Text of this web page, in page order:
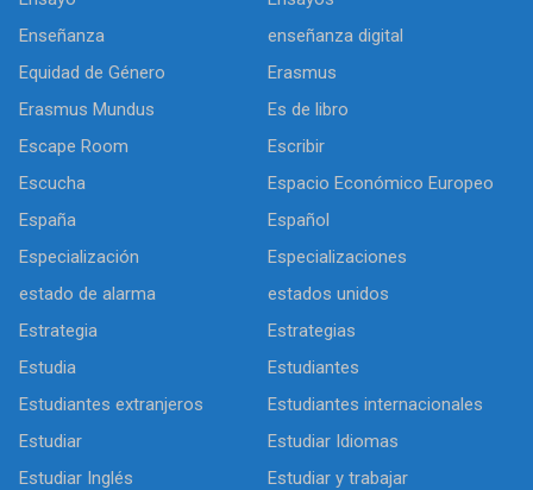
Enseñanza
enseñanza digital
Equidad de Género
Erasmus
Erasmus Mundus
Es de libro
Escape Room
Escribir
Escucha
Espacio Económico Europeo
España
Español
Especialización
Especializaciones
estado de alarma
estados unidos
Estrategia
Estrategias
Estudia
Estudiantes
Estudiantes extranjeros
Estudiantes internacionales
Estudiar
Estudiar Idiomas
Estudiar Inglés
Estudiar y trabajar